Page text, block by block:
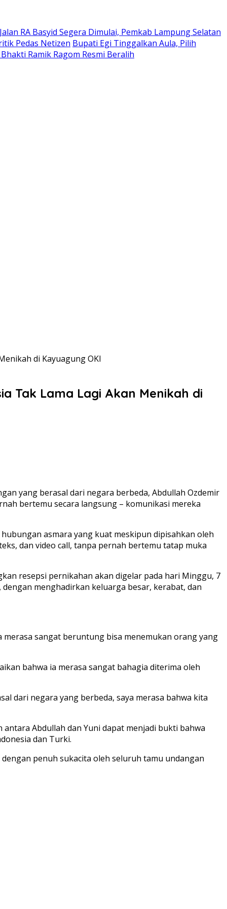
RA Basyid Segera Dimulai, Pemkab Lampung Selatan
Pedas Netizen Bupati Egi Tinggalkan Aula, Pilih
Ramik Ragom Resmi Beralih
di Kayuagung OKI
Tak Lama Lagi Akan Menikah di
yang berasal dari negara berbeda, Abdullah Ozdemir
bertemu secara langsung – komunikasi mereka
asmara yang kuat meskipun dipisahkan oleh
dan video call, tanpa pernah bertemu tatap muka
resepsi pernikahan akan digelar pada hari Minggu, 7
dengan menghadirkan keluarga besar, kerabat, dan
sangat beruntung bisa menemukan orang yang
bahwa ia merasa sangat bahagia diterima oleh
dari negara yang berbeda, saya merasa bahwa kita
Abdullah dan Yuni dapat menjadi bukti bahwa
dan Turki.
penuh sukacita oleh seluruh tamu undangan